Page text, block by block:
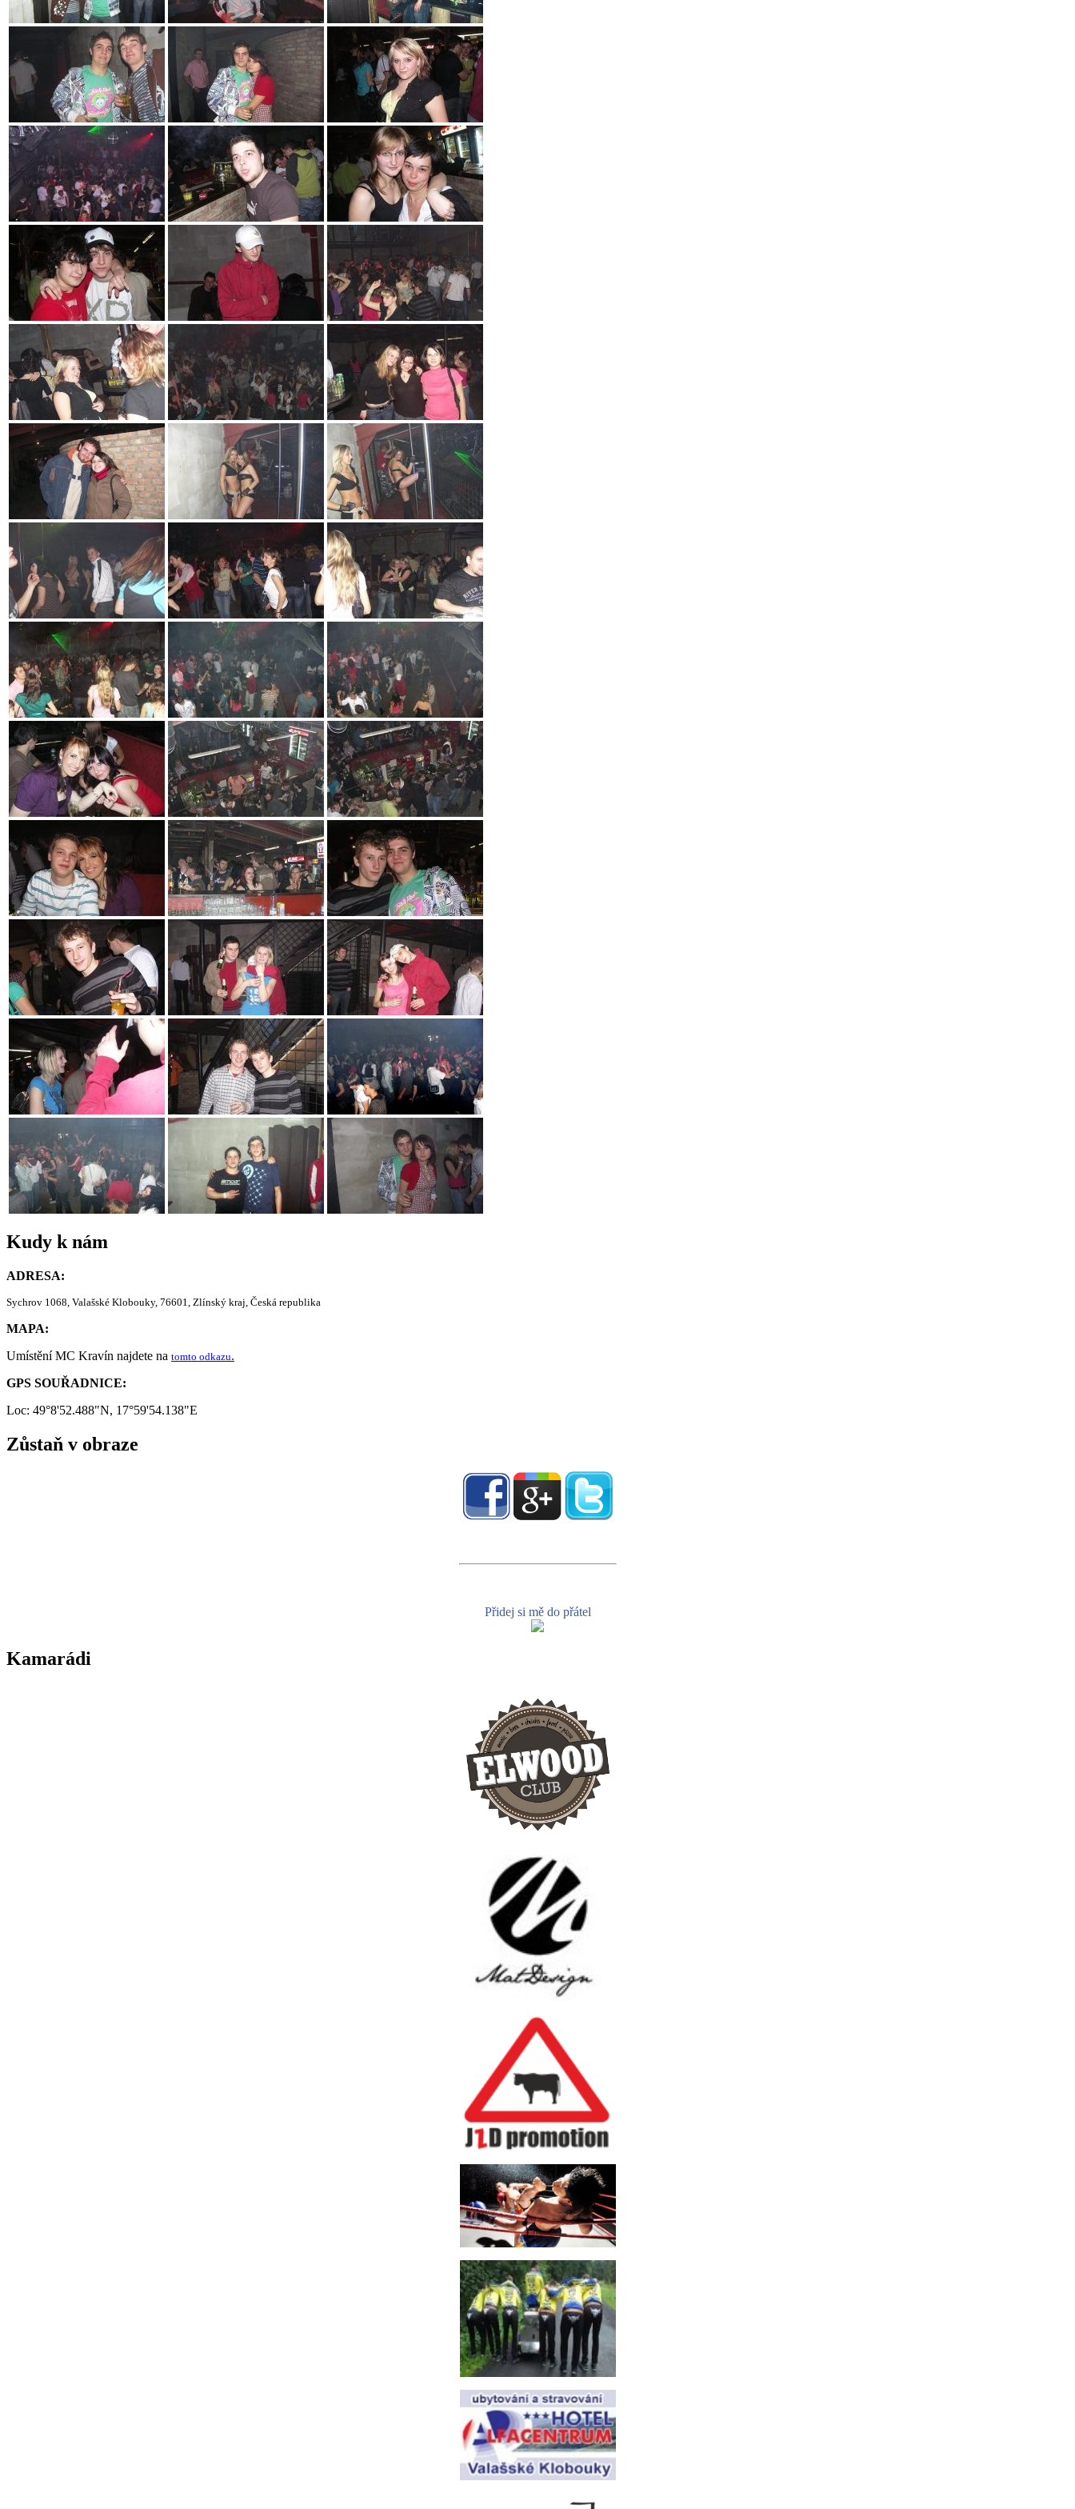
Kudy k nám
ADRESA:
Sychrov 1068, Valašské Klobouky, 76601, Zlínský kraj, Česká republika
MAPA:
Umístění MC Kravín najdete na tomto odkazu.
GPS SOUŘADNICE:
Loc: 49°8'52.488"N, 17°59'54.138"E
Zůstaň v obraze
Přidej si mě do přátel
Kamarádi